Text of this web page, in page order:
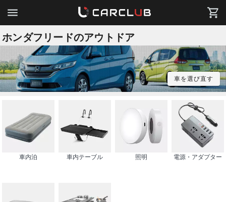
ホンダフリードのアウトドア
車を選び直す
車内泊 車内テーブル 照明 電源・アダプター